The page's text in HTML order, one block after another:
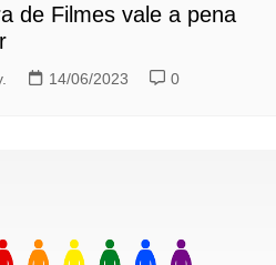
de Filmes vale a pena
14/06/2023 0